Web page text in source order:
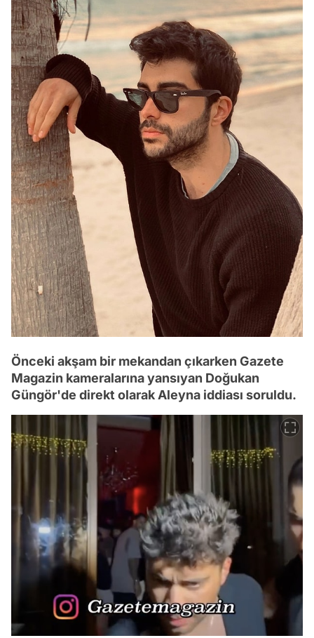
Önceki akşam bir mekandan çıkarken Gazete
Magazin kameralarına yansıyan Doğukan
Güngör'de direkt olarak Aleyna iddiası soruldu.